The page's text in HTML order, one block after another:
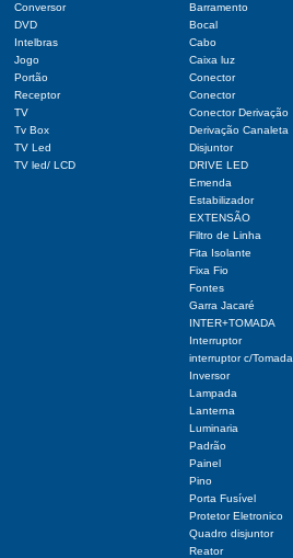
Conversor
DVD
Intelbras
Jogo
Portão
Receptor
TV
Tv Box
TV Led
TV led/ LCD
Barramento
Bocal
Cabo
Caixa luz
Conector
Conector
Conector Derivação
Derivação Canaleta
Disjuntor
DRIVE LED
Emenda
Estabilizador
EXTENSÃO
Filtro de Linha
Fita Isolante
Fixa Fio
Fontes
Garra Jacaré
INTER+TOMADA
Interruptor
interruptor c/Tomada
Inversor
Lampada
Lanterna
Luminaria
Padrão
Painel
Pino
Porta Fusível
Protetor Eletronico
Quadro disjuntor
Reator